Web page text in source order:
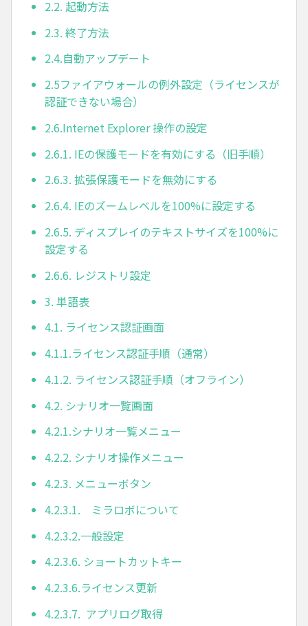
2.2. 起動方法
2.3. 終了方法
2.4.自動アップデート
2.5ファイアウォールの例外設定（ライセンスが
認証できない場合）
2.6.Internet Explorer 操作の設定
2.6.1. IEの保護モードを有効にする（旧手順）
2.6.3. 拡張保護モードを無効にする
2.6.4. IEのズームレベルを100%に設定する
2.6.5. ディスプレイのテキストサイズを100%に
設定する
2.6.6. レジストリ設定
3. 単語表
4.1. ライセンス認証画面
4.1.1.ライセンス認証手順（通常）
4.1.2. ライセンス認証手順（オフライン）
4.2. シナリオ一覧画面
4.2.1.シナリオ一覧メニュー
4.2.2. シナリオ操作メニュー
4.2.3. メニューボタン
4.2.3.1. ミラロボについて
4.2.3.2.一般設定
4.2.3.6. ショートカットキー
4.2.3.6.ライセンス更新
4.2.3.7. アプリログ取得